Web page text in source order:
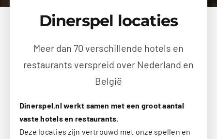
Dinerspel locaties
Meer dan 70 verschillende hotels en
restaurants verspreid over Nederland en
België
Dinerspel.nl werkt samen met een groot aantal
vaste hotels en restaurants.
Deze locaties zijn vertrouwd met onze spellen en